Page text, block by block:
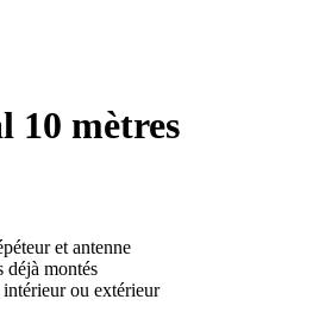
10 mètres
et antenne
déjà montés
ou extérieur